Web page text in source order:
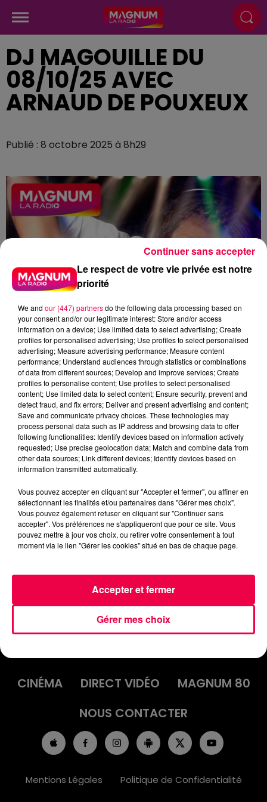
DJ MAGOUILLE DU
08/10/25 AVEC
ARNAUD DE POUXEUX
Publié : 8 octobre 2025 à 8h29
podcasts/2025/10/djmag081025.mp3
DJ MAGOUILLE DU 08/10/25 AVEC
ARNAUD DE POUXEUX
INFOS
EMISSIONS
CINÉMA
DIRECT VIDÉO
MAGNUM 80
NOUS CONTACTER
Mentions Légales Politique de Confidentialité
Le respect de votre vie privée est notre
priorité
We and our (447) partnersdo the following data processing based on
your consent and/or our legitimate interest: Store and/or access
information on a device; Use limited data to select advertising; Create
profiles for personalised advertising; Use profiles to select personalised
advertising; Measure advertising performance; Measure content
performance; Understand audiences through statistics or combinations
of data from different sources; Develop and improve services; Create
profiles to personalise content; Use profiles to select personalised
content; Use limited data to select content; Ensure security, prevent and
detect fraud, and fix errors; Deliver and present advertising and content;
Save and communicate privacy choices. These technologies may
process personal data such as IP address and browsing data to offer
following functionalities: Identify devices based on information actively
requested; Use precise geolocation data; Match and combine data from
other data sources; Link different devices; Identify devices based on
information transmitted automatically.
Vous pouvez accepter en cliquant sur "Accepter et fermer", ou affiner en
sélectionnant les finalités et/ou partenaires dans "Gérer mes choix".
Vous pouvez également refuser en cliquant sur "Continuer sans
accepter". Vos préférences ne s'appliqueront que pour ce site. Vous
pouvez mettre à jour vos choix, ou retirer votre consentement à tout
moment via le lien "Gérer les cookies" situé en bas de chaque page.
Gérer mes choix
Accepter et fermer
Continuer sans accepter